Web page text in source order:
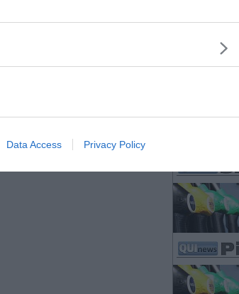
Data Access Privacy Policy